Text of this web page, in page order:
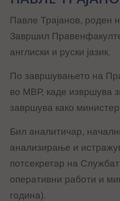
Павле Трајанов, роден
Завршил
англиски и руски јазик.
По завршувањето на
во МВР, каде извршува
завршува како
Бил аналитичар,
анализирање и
потсекретар на
оперативни работи и
година).